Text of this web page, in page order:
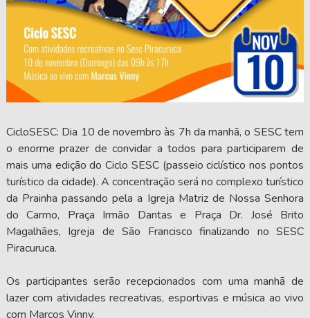
CicloSESC: Dia 10 de novembro às 7h da manhã, o SESC tem
o enorme prazer de convidar a todos para participarem de
mais uma edição do Ciclo SESC (passeio ciclístico nos pontos
turístico da cidade). A concentração será no complexo turístico
da Prainha passando pela a Igreja Matriz de Nossa Senhora
do Carmo, Praça Irmão Dantas e Praça Dr. José Brito
Magalhães, Igreja de São Francisco finalizando no SESC
Piracuruca.
Os participantes serão recepcionados com uma manhã de
lazer com atividades recreativas, esportivas e música ao vivo
com Marcos Vinny.